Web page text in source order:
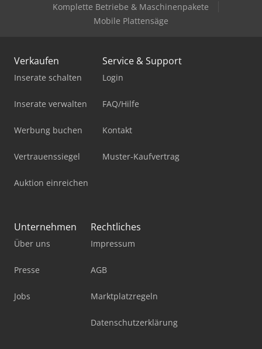
Komplette Betriebe & Maschinenpakete
Mobile Plattensäge
Verkaufen
Inserate schalten
Inserate verwalten
Werbung buchen
Vertrauenssiegel
Auktion einreichen
Service & Support
Login
FAQ/Hilfe
Kontakt
Muster-Kaufvertrag
Unternehmen
Über uns
Presse
Jobs
Rechtliches
Impressum
AGB
Marktplatzregeln
Datenschutzerklärung